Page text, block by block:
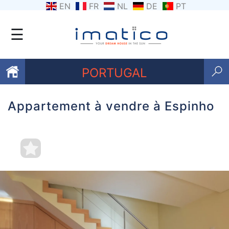
EN FR NL DE PT
☰
PORTUGAL
Favoris
sommes-
Contactez
nous
Appartement à vendre à Espinho